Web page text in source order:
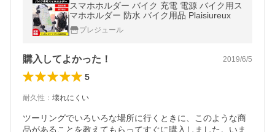
スマホホルダー バイク 充電 電源 バイク用ス
マホホルダー 防水 バイク用品 Plaisiureux
プレジュール
購入してよかった！ 2019/6/5
5
耐久性 ： 壊れにくい
ツーリングでいろいろな場所に行くときに、このような商
品があることを教えてもらってすぐに購入しました。いま